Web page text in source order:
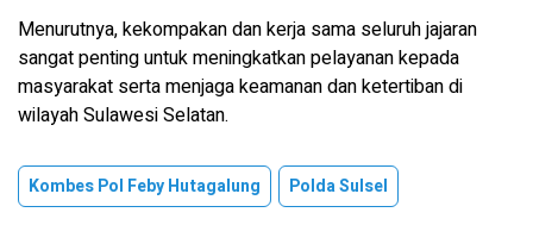
Menurutnya, kekompakan dan kerja sama seluruh jajaran
sangat penting untuk meningkatkan pelayanan kepada
masyarakat serta menjaga keamanan dan ketertiban di
wilayah Sulawesi Selatan.
Kombes Pol Feby Hutagalung Polda Sulsel